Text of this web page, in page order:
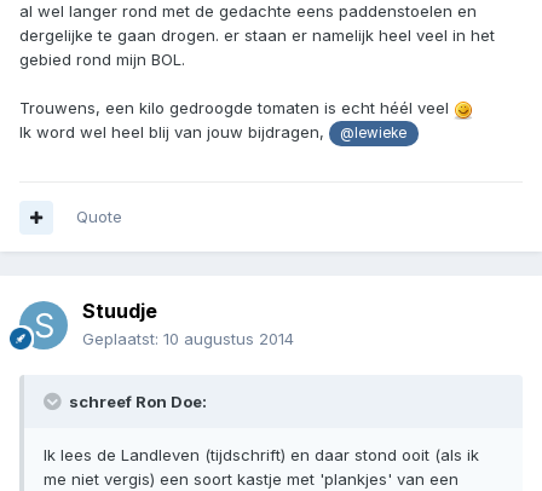
al wel langer rond met de gedachte eens paddenstoelen en
dergelijke te gaan drogen. er staan er namelijk heel veel in het
gebied rond mijn BOL.
Trouwens, een kilo gedroogde tomaten is echt héél veel
Ik word wel heel blij van jouw bijdragen,
@lewieke
Quote
Stuudje
Geplaatst: 10 augustus 2014
schreef Ron Doe:
Ik lees de Landleven (tijdschrift) en daar stond ooit (als ik
me niet vergis) een soort kastje met 'plankjes' van een